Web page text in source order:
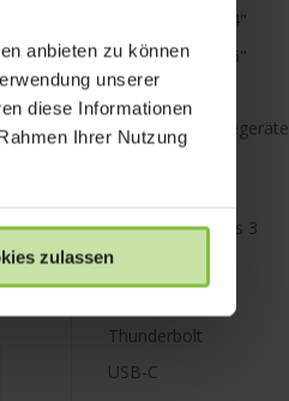
anbieten zu können
unserer
diese Informationen
Ihrer Nutzung
zulassen
MacBook Pro 14"
MacBook Pro 16"
Mini Displayport
Netzteile & Ladegeräte
PowerBank
Promise Pegasus 3
Schutz
Thunderbolt
USB-C